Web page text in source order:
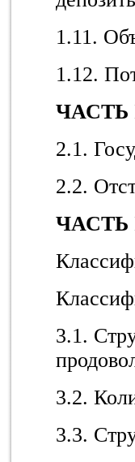
1.11.
1.12.
ЧАСТЬ
2.1.
2.2.
ЧАСТЬ
3.1.
3.2.
3.3.